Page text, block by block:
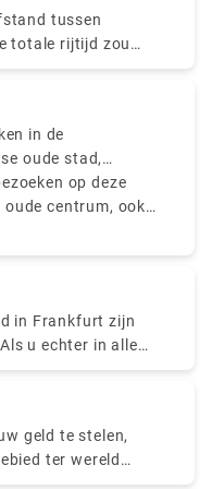
tussen
totale rijtijd zou
variëren op basis
in de
oude stad,
die gezonde
bloembedden en
op deze
centrum, ook
nagebouwd oud
in de
van de
een korte
straat maken om
De Eiserner
in Frankfurt zijn
u echter in alle
toepast, kan
een na hoogste van
München. Uit eten
heerlijk diner
geld te stelen,
ter wereld
zijn, vooral op